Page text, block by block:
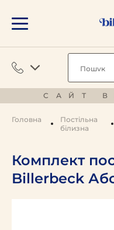
САЙТ
Головна
Постільна
білизна
Комплект
Billerbeck